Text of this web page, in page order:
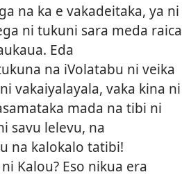
na ka e vakadeitaka, ya ni
ni tukuni sara meda raica
Eda
na iVolatabu ni veika
vakaiyalayala, vaka kina ni
mada na tibi ni
savu lelevu, na
na kalokalo tatibi!
Kalou? Eso nikua era